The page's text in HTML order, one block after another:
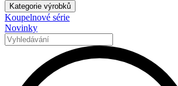
Kategorie výrobků
Koupelnové série
Novinky